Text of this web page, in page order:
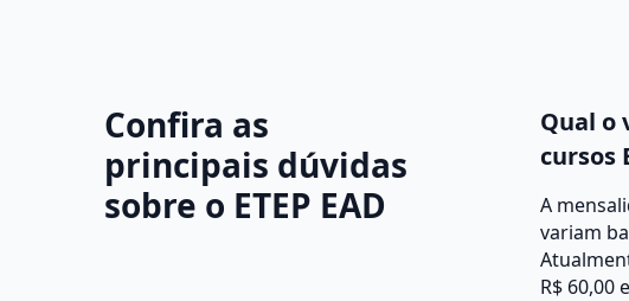
Confira as
principais dúvidas
sobre o ETEP EAD
Qual o
cursos
A
variam
R$ 60,00